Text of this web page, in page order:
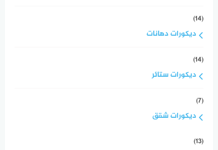
(14)
ديكورات دهانات
(14)
ديكورات ستائر
(7)
ديكورات شقق
(13)